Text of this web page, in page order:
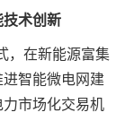
术创新
，在新能源富集
智能微电网建
市场化交易机